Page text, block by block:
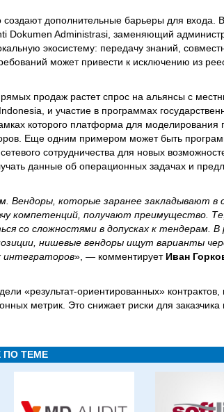
дополнительные барьеры для входа.
Dokumen Administrasi, заменяющий
экосистему: передачу знаний,
может привести к исключению из
продаж растет спрос на альянсы с
и участие в программах
которого платформа для моделирования
Еще одним примером может быть
сотрудничества для новых
данные об операционных задачах и
которые заранее закладывают в
компетенций, получают преимущество.
со сложностями в допусках к тендерам.
нишевые вендоры ищут варианты
интеграторов», — комментирует Иван
«результат-ориентированных» контрактов,
метрик. Это снижает риски для
ПО ТЕМЕ